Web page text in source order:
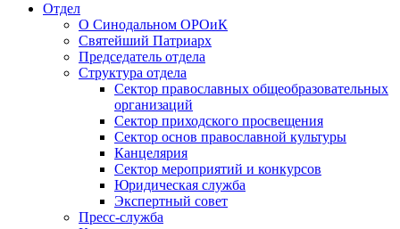
Отдел
О Синодальном ОРОиК
Святейший Патриарх
Председатель отдела
Структура отдела
Сектор православных общеобразовательных
организаций
Сектор приходского просвещения
Сектор основ православной культуры
Канцелярия
Сектор мероприятий и конкурсов
Юридическая служба
Экспертный совет
Пресс-служба